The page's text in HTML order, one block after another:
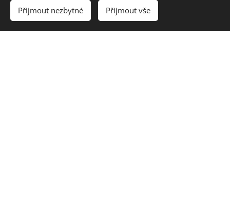
Místní komise Horní Hanychov
Přijmout nezbytné Přijmout vše